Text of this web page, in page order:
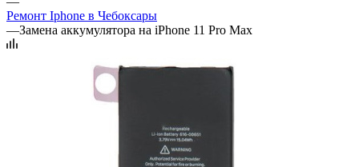
Ремонт Iphone в Чебоксары
—Замена аккумулятора на iPhone 11 Pro Max